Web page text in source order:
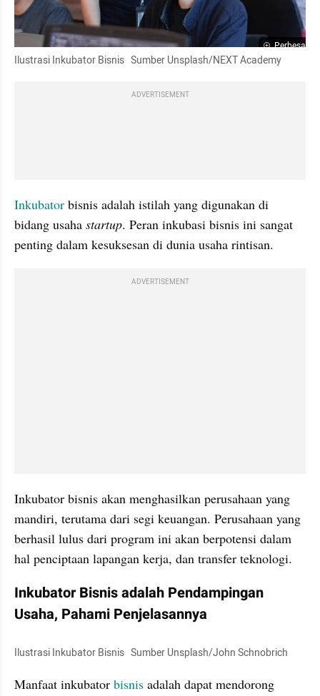
Perbesar
Ilustrasi Inkubator Bisnis   Sumber Unsplash/NEXT Academy
ADVERTISEMENT
Inkubator bisnis adalah istilah yang digunakan di
bidang usaha startup. Peran inkubasi bisnis ini sangat
penting dalam kesuksesan di dunia usaha rintisan.
ADVERTISEMENT
Inkubator bisnis akan menghasilkan perusahaan yang
mandiri, terutama dari segi keuangan. Perusahaan yang
berhasil lulus dari program ini akan berpotensi dalam
hal penciptaan lapangan kerja, dan transfer teknologi.
Inkubator Bisnis adalah Pendampingan
Usaha, Pahami Penjelasannya
Ilustrasi Inkubator Bisnis   Sumber Unsplash/John Schnobrich
Manfaat inkubator bisnis adalah dapat mendorong